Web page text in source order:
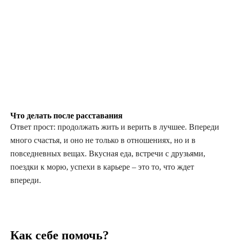
Что делать после расставания
Ответ прост: продолжать жить и верить в лучшее. Впереди
много счастья, и оно не только в отношениях, но и в
повседневных вещах. Вкусная еда, встречи с друзьями,
поездки к морю, успехи в карьере – это то, что ждет
впереди.
Как себе помочь?